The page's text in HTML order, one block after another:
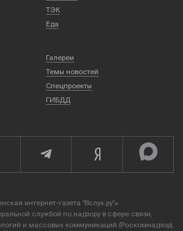
ТЭК
Еда
Галереи
Темы новостей
Спецпроекты
ГИБДД
интернет-газета "Вслух.ру"»
службой по надзору в сфере связи,
и массовых коммуникаций (Роскомнадзор),